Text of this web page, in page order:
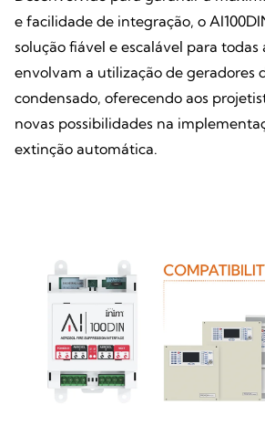
e facilidade de integração, o
solução fiável e escalável para todas
envolvam a utilização de geradores
condensado, oferecendo aos
novas possibilidades na
extinção automática.